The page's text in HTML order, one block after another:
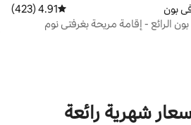
بون متوسط التقييم 4.91 من 5، 423 مراجعات
4.91 (423)
بون الرائع - إقامة مريحة بغرفتي نوم
شهرية رائعة